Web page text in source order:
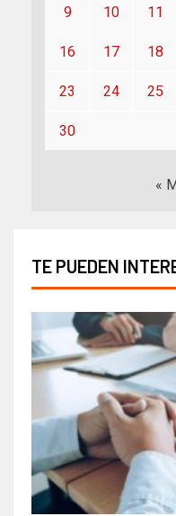
9 10 11
16 17 18
23 24 25
30
«
TE PUEDEN